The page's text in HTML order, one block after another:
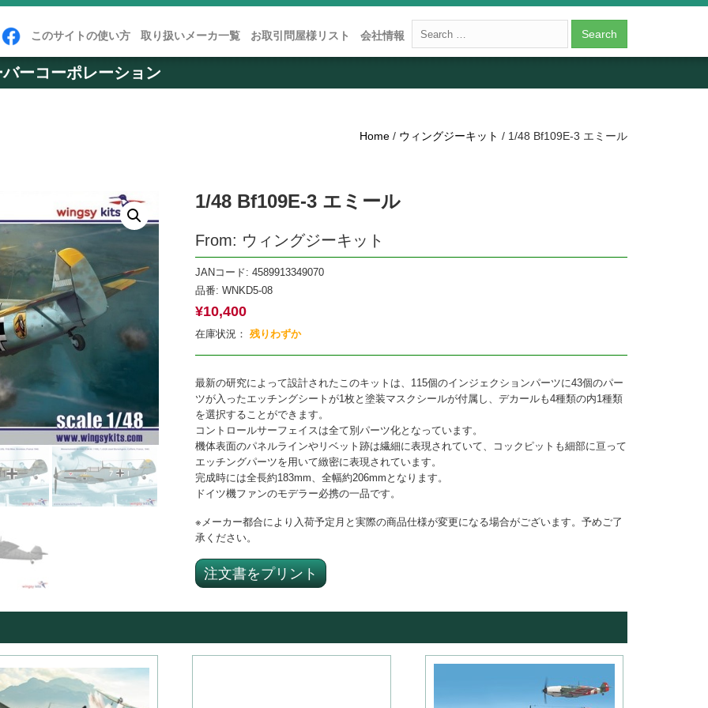
ーコーポレーション
このサイトの使い方 取り扱いメーカ一覧 お取引問屋様リスト 会社情報
Home / ウィングジーキット / 1/48 Bf109E-3 エミール
1/48 Bf109E-3 エミール
From: ウィングジーキット
JANコード: 4589913349070
品番: WNKD5-08
¥10,400
在庫状況： 残りわずか
最新の研究によって設計されたこのキットは、115個のインジェクションパーツに43個のパー
ツが入ったエッチングシートが1枚と塗装マスクシールが付属し、デカールも4種類の内1種類
を選択することができます。
コントロールサーフェイスは全て別パーツ化となっています。
機体表面のパネルラインやリベット跡は繊細に表現されていて、コックピットも細部に亘って
エッチングパーツを用いて緻密に表現されています。
完成時には全長約183mm、全幅約206mmとなります。
ドイツ機ファンのモデラー必携の一品です。
※メーカー都合により入荷予定月と実際の商品仕様が変更になる場合がございます。予めご了
承ください。
注文書をプリント